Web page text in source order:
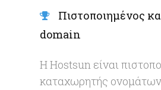
Πιστοποιημένος
domain
Η Hostsun είναι
καταχωρητής